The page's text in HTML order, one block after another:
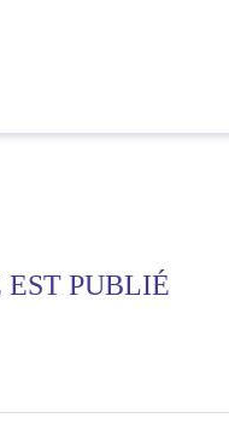
EST PUBLIÉ